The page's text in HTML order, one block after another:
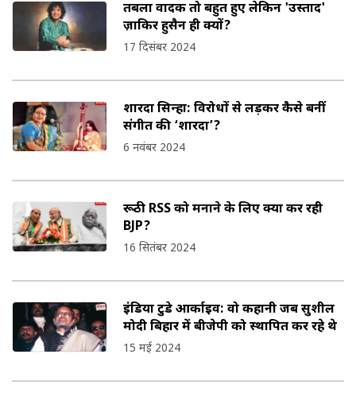
तबला वादक तो बहुत हुए लेकिन 'उस्ताद'
ज़ाकिर हुसैन ही क्यों?
17 दिसंबर 2024
शारदा सिन्हा: विरोधों से लड़कर कैसे बनीं
संगीत की ‘शारदा’?
6 नवंबर 2024
रूठी RSS को मनाने के लिए क्या कर रही
BJP?
16 सितंबर 2024
इंडिया टुडे आर्काइव: वो कहानी जब सुशील
मोदी बिहार में बीजेपी को स्थापित कर रहे थे
15 मई 2024